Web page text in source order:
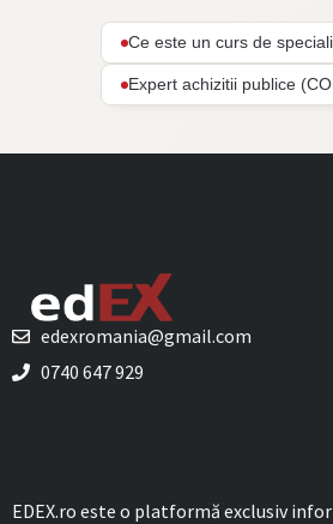
Ce este un curs de
Expert achizitii publice
edexromania@gmail.com
0740 647 929
EDEX.ro este o platformă exclusiv